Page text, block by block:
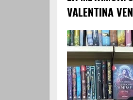
VALENTINA